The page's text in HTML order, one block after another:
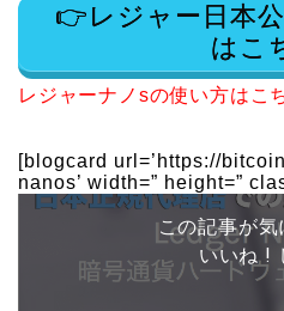
👉レジャー日本
はこ
レジャーナノsの使い方は
[blogcard url=’https://
nanos’ width=” height=”
この記事が気
いいね !